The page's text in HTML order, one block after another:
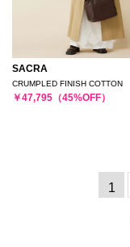
SACRA
CRUMPLED FINISH COTTON
￥47,795（45%OFF）
1